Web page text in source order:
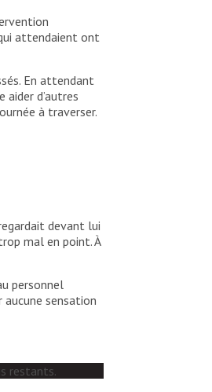
attendaient ont
En attendant
aider d’autres
à traverser.
devant lui
mal en point. À
personnel
sensation
restants.